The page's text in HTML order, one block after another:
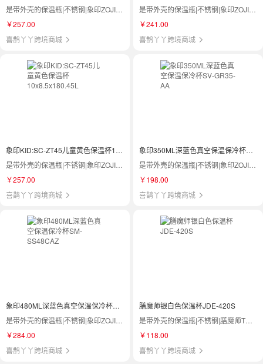
￥257.00
喜鹊丫丫跨境商城
￥241.00
喜鹊丫丫跨境商城
象印KID:SC-ZT45儿童黄色保温杯10x8.5x180.45L
￥257.00
喜鹊丫丫跨境商城
象印350ML深蓝色真空保温保冷杯SV-GR35-AA
￥198.00
喜鹊丫丫跨境商城
象印480ML深蓝色真空保温保冷杯SM-SS48CAZ
￥284.00
喜鹊丫丫跨境商城
膳魔师银白色保温杯JDE-420S
￥118.00
喜鹊丫丫跨境商城